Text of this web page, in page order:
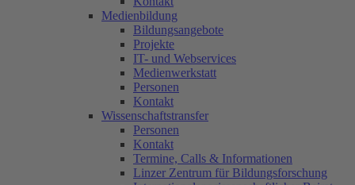
Medienbildung
Bildungsangebote
Projekte
IT- und Webservices
Medienwerkstatt
Personen
Kontakt
Wissenschaftstransfer
Personen
Kontakt
Termine, Calls & Informationen
Linzer Zentrum für Bildungsforschung